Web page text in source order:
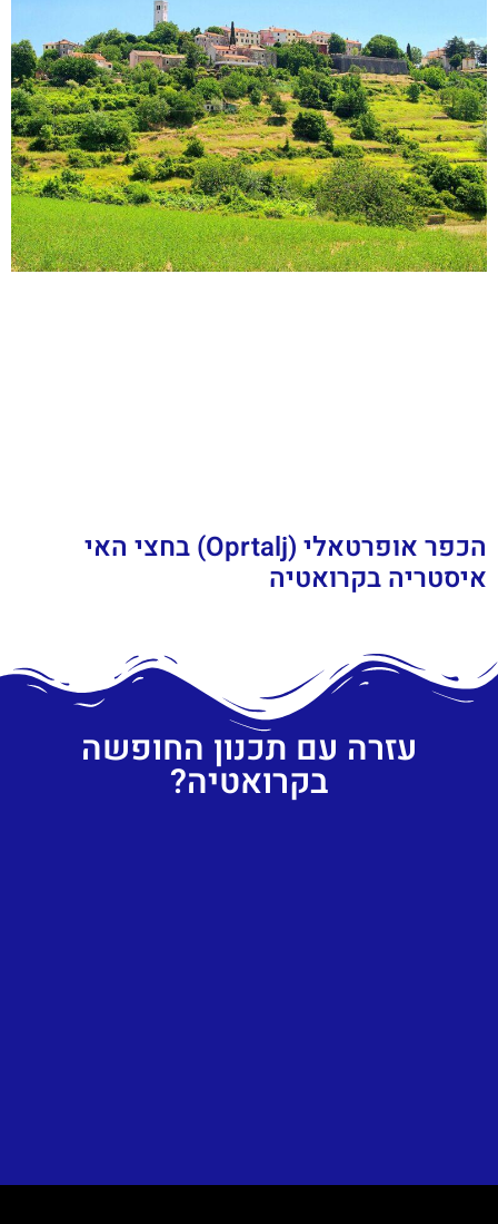
הכפר אופרטאלי (Oprtalj) בחצי האי
איסטריה בקרואטיה
עזרה עם תכנון החופשה
בקרואטיה?